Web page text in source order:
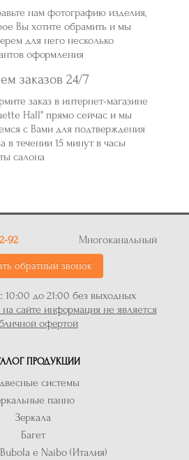
нам фотографию изделия,
Вы хотите обрамить и мы
для него несколько
оформления
заказов 24/7
заказ в интернет-магазине
Hall" прямо сейчас и мы
с Вами для подтверждения
в течении 15 минут в часы
салона
92 Многоканальный
обратный звонок
10:00 до 21:00 без выходных
на сайте информация не является
офертой
ПРОДУКЦИИ
системы
панно
Зеркала
Багет
e Naibo (Италия)